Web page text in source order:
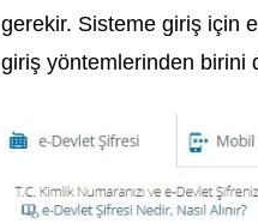
gerekir. Sisteme giriş için
giriş yöntemlerinden birini